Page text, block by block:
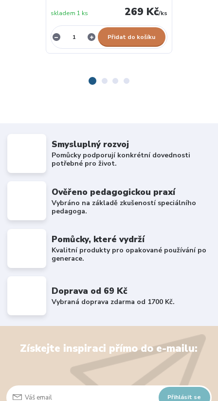
269 Kč/ks
skladem 1 ks
Přidat do košíku
Smysluplný rozvoj
Pomůcky podporují konkrétní dovednosti
potřebné pro život.
Ověřeno pedagogickou praxí
Vybráno na základě zkušeností speciálního
pedagoga.
Pomůcky, které vydrží
Kvalitní produkty pro opakované používání po
generace.
Doprava od 69 Kč
Vybraná doprava zdarma od 1700 Kč.
Získejte inspiraci přímo do e-mailu:
Přihlásit se